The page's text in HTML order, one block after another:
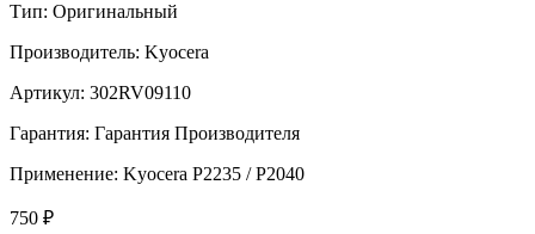
Товары для заправки
Тип: Оригинальный
Производитель: Kyocera
Артикул: 302RV09110
Гарантия: Гарантия Производителя
Применение: Kyocera P2235 / P2040
750 ₽